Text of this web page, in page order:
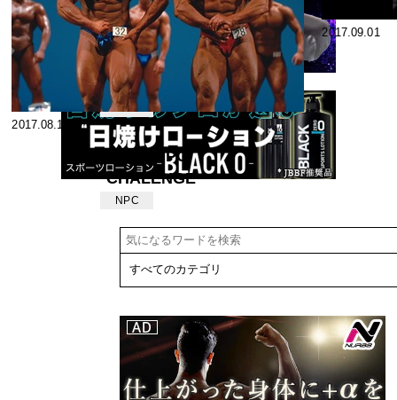
2017.09.01
2012年USBB-
JAPAN
JBBF
2017.09.01
2017.08.13
第２回NPC
CHALENGE
CUP 11 月４
術劇場 Photo
& Report by
Ben
NPC